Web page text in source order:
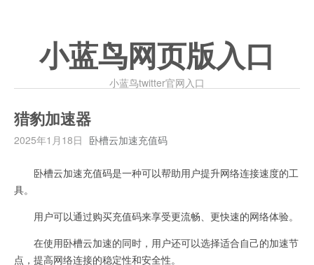
小蓝鸟网页版入口
小蓝鸟twitter官网入口
猎豹加速器
2025年1月18日 卧槽云加速充值码
卧槽云加速充值码是一种可以帮助用户提升网络连接速度的工
具。
用户可以通过购买充值码来享受更流畅、更快速的网络体验。
在使用卧槽云加速的同时，用户还可以选择适合自己的加速节
点，提高网络连接的稳定性和安全性。